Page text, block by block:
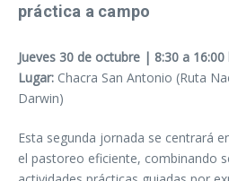
práctica a campo
Jueves 30 de octubre | 8:30 a 16:00
Lugar: Chacra San Antonio (Ruta
Darwin)
Esta segunda jornada se centrará
el pastoreo eficiente, combinando